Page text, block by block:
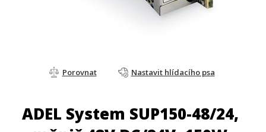
Porovnat Nastavit hlídacího psa
ADEL System SUP150-48/24,